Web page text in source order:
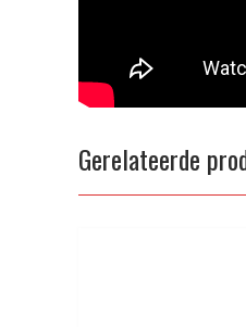
Gerelateerde